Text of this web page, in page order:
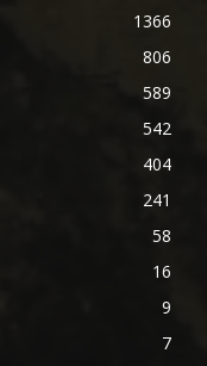
1366
806
589
542
404
241
58
16
9
7